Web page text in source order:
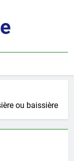
ou baissière